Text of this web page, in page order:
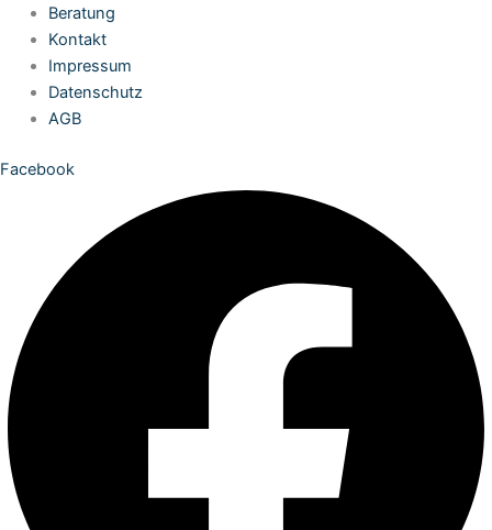
Zum
Inhalt
springen
Beratung
Kontakt
Impressum
Datenschutz
AGB
Facebook